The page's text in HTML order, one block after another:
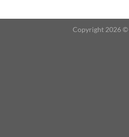
Copyright 2026 ©